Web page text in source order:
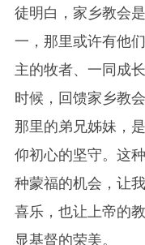
徒明白，家乡教会
一，那里或许有他
主的牧者、一同成
时候，回馈家乡教
那里的弟兄姊妹，
仰初心的坚守。这
种蒙福的机会，让
喜乐，也让上帝的
显基督的荣美。